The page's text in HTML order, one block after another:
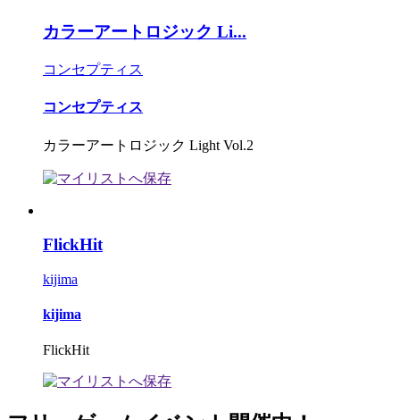
カラーアートロジック Li...
コンセプティス
コンセプティス
カラーアートロジック Light Vol.2
FlickHit
kijima
kijima
FlickHit